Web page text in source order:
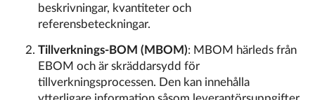
beskrivningar, kvantiteter och
referensbeteckningar.
Tillverknings-BOM (MBOM): MBOM härleds från
EBOM och är skräddarsydd för
tillverkningsprocessen. Den kan innehålla